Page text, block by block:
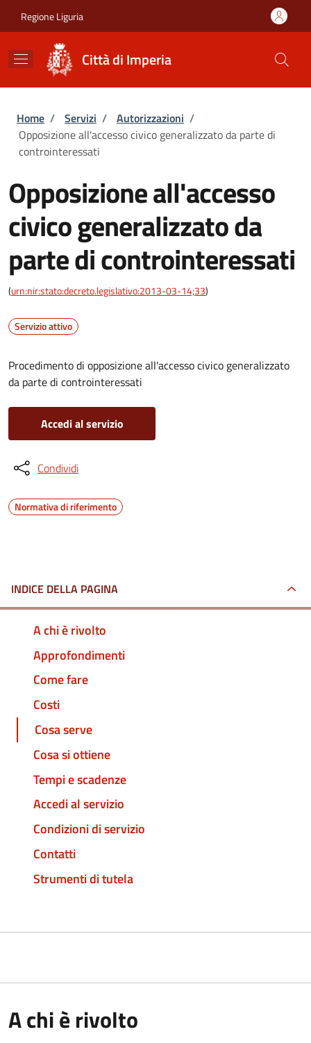
Regione Liguria
Città di Imperia
Briciole di pane
Home / Servizi / Autorizzazioni /
Opposizione all'accesso civico generalizzato da parte di
controinteressati
Opposizione all'accesso
civico generalizzato da
parte di controinteressati
(urn:nir:stato:decreto.legislativo:2013-03-14;33)
Servizio attivo
Procedimento di opposizione all'accesso civico generalizzato
da parte di controinteressati
Accedi al servizio
Condividi
Normativa di riferimento
INDICE DELLA PAGINA
A chi è rivolto
Approfondimenti
Come fare
Costi
Cosa serve
Cosa si ottiene
Tempi e scadenze
Accedi al servizio
Condizioni di servizio
Contatti
Strumenti di tutela
A chi è rivolto